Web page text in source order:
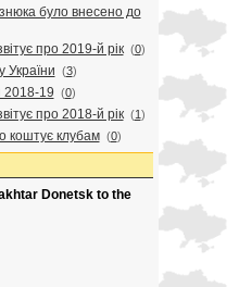
було внесено до
про 2019-й рік (0)
України (3)
2018-19 (0)
про 2018-й рік (1)
коштує клубам (0)
Donetsk to the